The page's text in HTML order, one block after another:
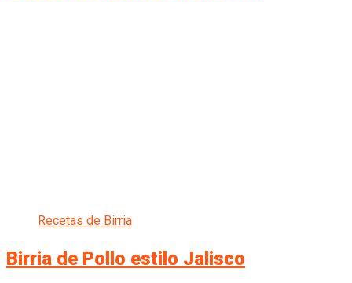
Recetas de Birria
Birria de Pollo estilo Jalisco